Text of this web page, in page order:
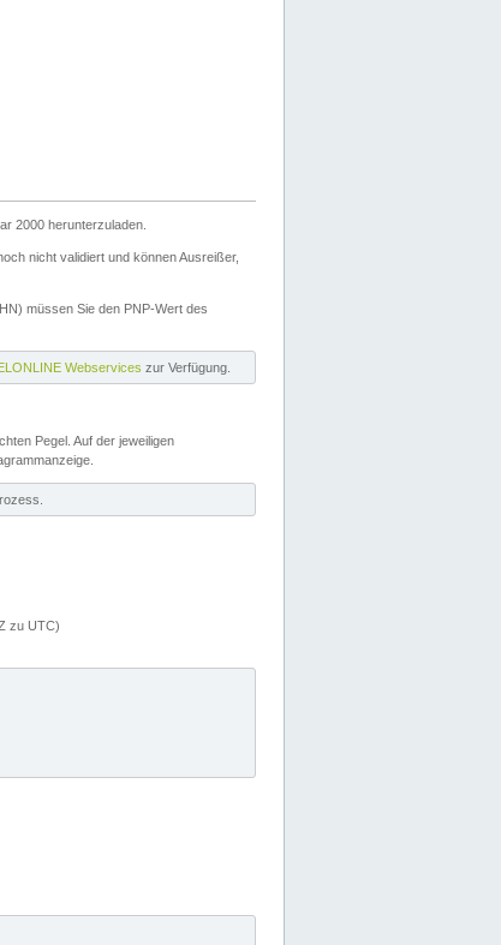
2000 herunterzuladen.
nicht validiert und können Ausreißer,
müssen Sie den PNP-Wert des
Webservices zur Verfügung.
Pegel. Auf der jeweiligen
zu UTC)